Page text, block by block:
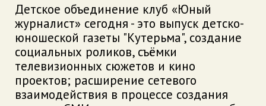
Детское объединение клуб «Юный
журналист» сегодня - это выпуск детско-
юношеской газеты "Кутерьма", создание
социальных роликов, съёмки
телевизионных сюжетов и кино
проектов; расширение сетевого
взаимодействия в процессе создания